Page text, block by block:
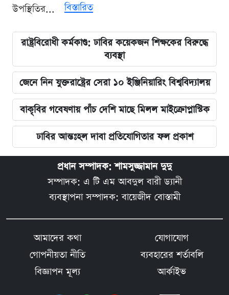
উপস্থিতির...
বিস্তারিত
রাষ্ট্রবিরোধী কর্মকাণ্ড: ঢাবির কয়েকজন শিক্ষকের বিরুদ্ধে
ব্যবস্থা
জেনে নিন যুক্তরাষ্ট্রের সেরা ১০ ইঞ্জিনিয়ারিং বিশ্ববিদ্যালয়
বাকৃবির গবেষণায় পাঁচ দেশি মাছে মিলল মাইক্রোপ্লাস্টিক
ঢাবির আন্তঃহল দাবা প্রতিযোগিতার ফল প্রকাশ
প্রধান সম্পাদক: শামসুজ্জামান দুদু
সম্পাদক: এ টি এম আবদুল বারী ড্যানী
ব্যবস্থাপনা সম্পাদক: বায়েজীদ বোস্তামী
আমাদের কথা
যোগাযোগ
গোপনীয়তা নীতি
ব্যবহারের শর্তাবলি
বিজ্ঞাপন মূল্য
আর্কাইভ